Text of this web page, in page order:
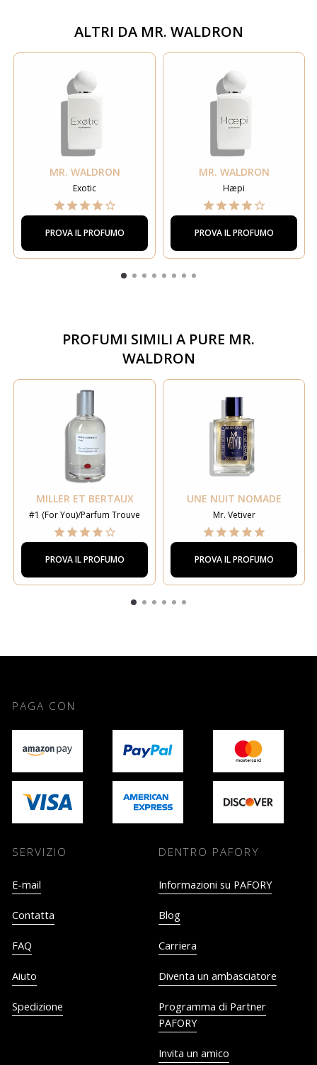
ALTRI DAMR. WALDRON
MR. WALDRON
Exotic
PROVA IL PROFUMO
MR. WALDRON
Hæpi
PROVA IL PROFUMO
PROFUMI SIMILI A PURE MR.
WALDRON
MILLER ET BERTAUX
#1 (For You)/Parfum Trouve
PROVA IL PROFUMO
UNE NUIT NOMADE
Mr. Vetiver
PROVA IL PROFUMO
PAGA CON
SERVIZIO
E-mail
Contatta
FAQ
Aiuto
Spedizione
DENTRO PAFORY
Informazioni su PAFORY
Blog
Carriera
Diventa un ambasciatore
Programma di Partner
PAFORY
Invita un amico